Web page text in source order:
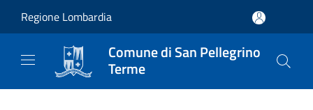
Regione Lombardia
Comune di San Pellegrino
Terme